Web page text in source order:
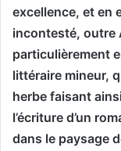
excellence, et en
incontesté, outre
particulièrement
littéraire mineur,
herbe faisant
l’écriture d’un
dans le paysage